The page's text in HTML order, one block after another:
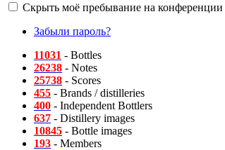
Скрыть моё пребывание на конференции
Забыли пароль?
11031 - Bottles
26238 - Notes
25738 - Scores
455 - Brands / distilleries
400 - Independent Bottlers
637 - Distillery images
10845 - Bottle images
193 - Members